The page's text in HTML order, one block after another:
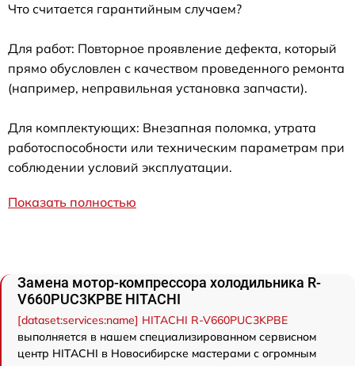
Что считается гарантийным случаем?
Для работ: Повторное проявление дефекта, который
прямо обусловлен с качеством проведенного ремонта
(например, неправильная установка запчасти).
Для комплектующих: Внезапная поломка, утрата
работоспособности или техническим параметрам при
соблюдении условий эксплуатации.
Показать полностью
Замена мотор-компрессора холодильника R-
V660PUC3KPBE HITACHI
[dataset:services:name] HITACHI R-V660PUC3KPBE
выполняется в нашем специализированном сервисном
центр HITACHI в Новосибирске мастерами с огромным